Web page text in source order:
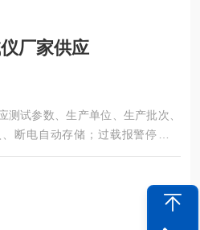
厂家供应
测试参数、生产单位、生产批次、
断电自动存储；过载报警停机保
。公称规格、测试项目、应加载